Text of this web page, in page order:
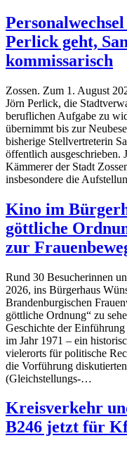
Perlick geht,
kommissarisch
Zossen. Zum 1. August
Jörn Perlick, die
beruflichen Aufgabe zu
übernimmt bis zur
bisherige Stellvertreterin
öffentlich ausgeschrieben.
Kämmerer der Stadt
insbesondere die
Kino im
göttliche
zur
Rund 30 Besucherinnen
2026, ins Bürgerhaus
Brandenburgischen
göttliche Ordnung“ zu
Geschichte der
im Jahr 1971 – ein
vielerorts für politische
die Vorführung
(Gleichstellungs-…
Kreisverkehr
B246 jetzt für